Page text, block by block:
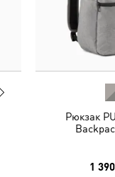
Рюкзак
1